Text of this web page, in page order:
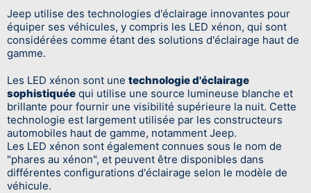
Jeep utilise des technologies d'éclairage innovantes pour
équiper ses véhicules, y compris les LED xénon, qui sont
considérées comme étant des solutions d'éclairage haut de
gamme.
Les LED xénon sont une technologie d'éclairage
sophistiquée qui utilise une source lumineuse blanche et
brillante pour fournir une visibilité supérieure la nuit. Cette
technologie est largement utilisée par les constructeurs
automobiles haut de gamme, notamment Jeep.
Les LED xénon sont également connues sous le nom de
"phares au xénon", et peuvent être disponibles dans
différentes configurations d'éclairage selon le modèle de
véhicule.